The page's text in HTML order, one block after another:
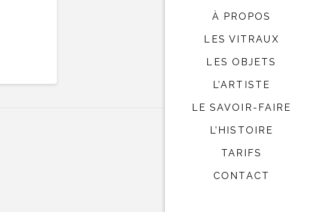
À PROPOS
LES VITRAUX
LES OBJETS
L’ARTISTE
LE SAVOIR-FAIRE
L’HISTOIRE
TARIFS
CONTACT